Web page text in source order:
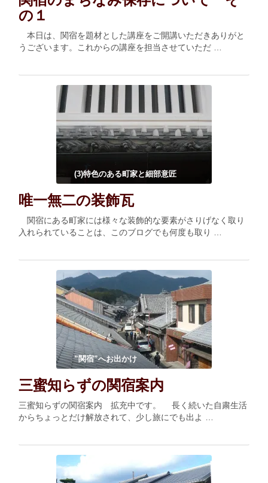
の１
本日は、関宿を題材とした講座をご開講いただきありがと
うございます。これからの講座を担当させていただ …
(3)特色のある町家と細部意匠
唯一無二の装飾瓦
関宿にある町家には様々な装飾的な要素がさりげなく取り
入れられていることは、このブログでも何度も取り …
”関宿”へお出かけ
三蜜知らずの関宿案内
三蜜知らずの関宿案内 拡充中です。 長く続いた自粛生活
からちょっとだけ解放されて、少し旅にでも出よ …